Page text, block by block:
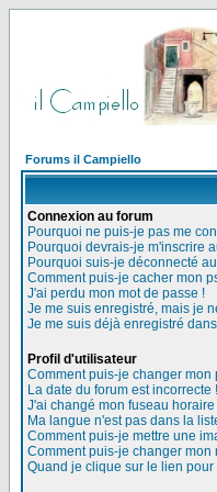
Forums il Campiello
Connexion au forum
Pourquoi ne puis-je pas me
Pourquoi devrais-je m'inscrire
Pourquoi suis-je déconnecté
Comment puis-je cacher mon
J'ai perdu mon mot de passe !
Je me suis enregistré, mais je
Je me suis déjà enregistré
Profil d'utilisateur
Comment puis-je changer mon
La date du forum est incorrecte !
J'ai changé mon fuseau
Ma langue n'est pas dans la
Comment puis-je mettre une
Comment puis-je changer mon
Quand je clique sur le lien